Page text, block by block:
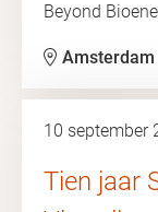
Beyond
Amsterdam
10 september
Tien jaar